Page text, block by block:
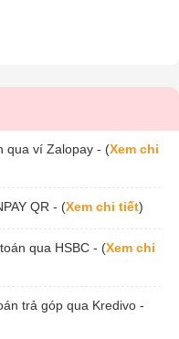
qua ví Zalopay - (Xem chi
QR - (Xem chi tiết)
qua HSBC - (Xem chi
trả góp qua Kredivo -